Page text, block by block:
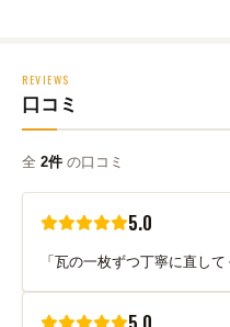
REVIEWS
口コミ
全 2件 の口コミ
5.0
「瓦の一枚ずつ丁寧に直し